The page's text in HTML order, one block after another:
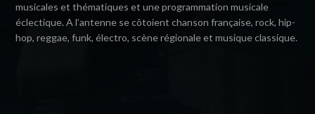
musicales et thématiques et une programmation musicale
éclectique. A l’antenne se côtoient chanson française, rock, hip-
hop, reggae, funk, électro, scène régionale et musique classique.